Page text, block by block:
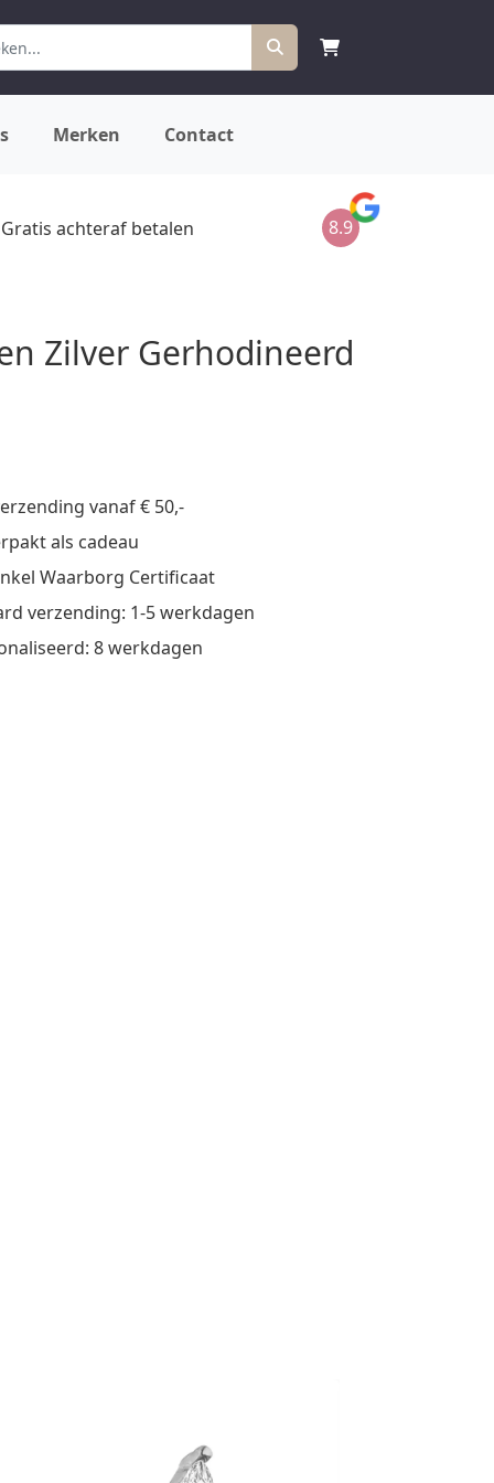
Merken Contact
Gratis achteraf betalen 8.9
Zilver Gerhodineerd
vanaf € 50,-
als cadeau
Waarborg Certificaat
verzending: 1-5 werkdagen
8 werkdagen